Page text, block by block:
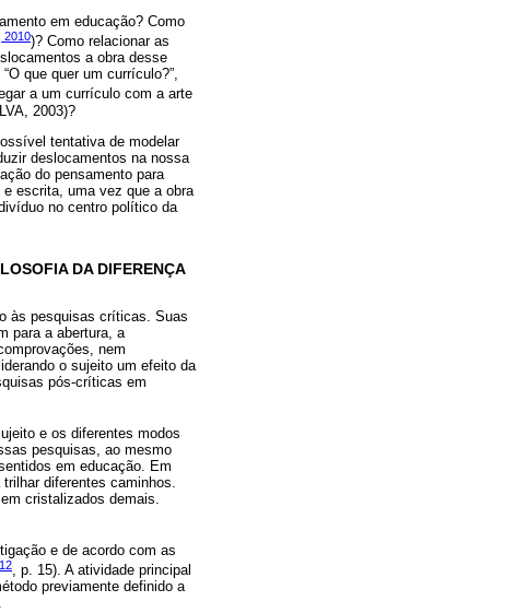
em educação? Como
2010)? Como relacionar as
a obra desse
que quer um currículo?”,
a um currículo com a arte
2003)?
tentativa de modelar
deslocamentos na nossa
do pensamento para
escrita, uma vez que a obra
no centro político da
DA DIFERENÇA
às pesquisas críticas. Suas
para a abertura, a
nem
o sujeito um efeito da
pós-críticas em
e os diferentes modos
pesquisas, ao mesmo
em educação. Em
diferentes caminhos.
cristalizados demais.
e de acordo com as
, p. 15). A atividade principal
previamente definido a